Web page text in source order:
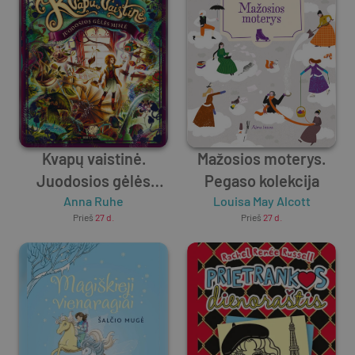
Kvapų vaistinė.
Juodosios gėlės
mįslė
Anna Ruhe
Prieš 27 d.
Mažosios moterys.
Pegaso kolekcija
Louisa May Alcott
Prieš 27 d.